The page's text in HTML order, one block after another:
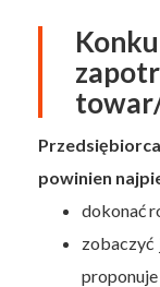
powinien
dokonać
zobaczyć
proponuje